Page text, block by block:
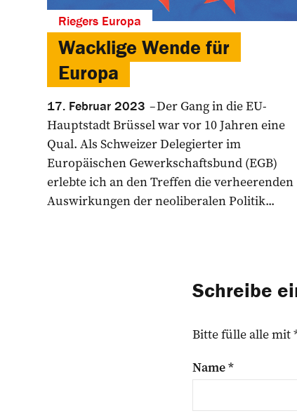
Riegers Europa
Wacklige Wende für
Europa
17. Februar 2023
Der Gang in die EU-
Hauptstadt Brüssel war vor 10 Jahren eine
Qual. Als Schweizer Delegierter im
Europäischen Gewerkschaftsbund (EGB)
erlebte ich an den Treffen die verheerenden
Auswirkungen der neoliberalen Politik...
Schreibe
Bitte fülle alle mit
Name*